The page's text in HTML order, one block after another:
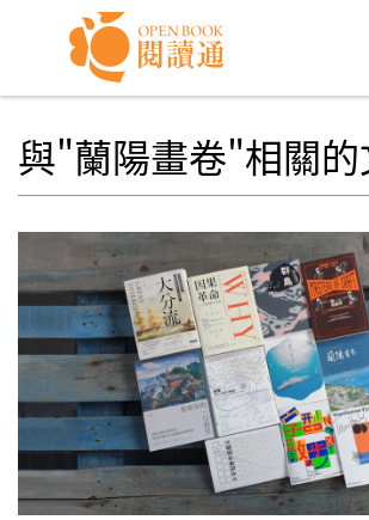
Skip to navigation
移至主內容
與"蘭陽畫卷"相關